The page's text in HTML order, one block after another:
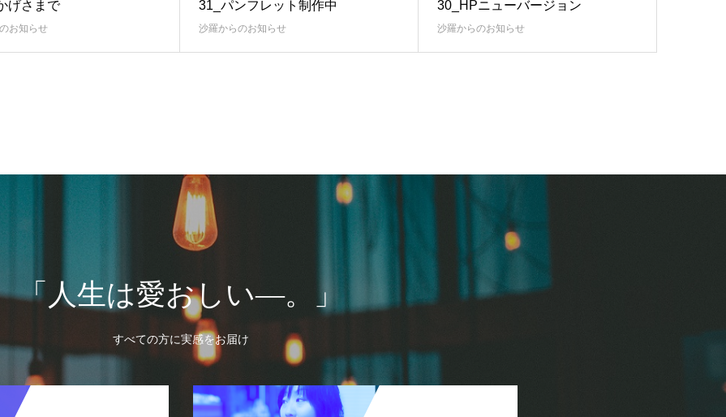
げさまで
お知らせ
31_パンフレット制作中
沙羅からのお知らせ
30_HPニューバージョン
沙羅からのお知らせ
「人生は愛おしい―。」
すべての方に実感をお届け